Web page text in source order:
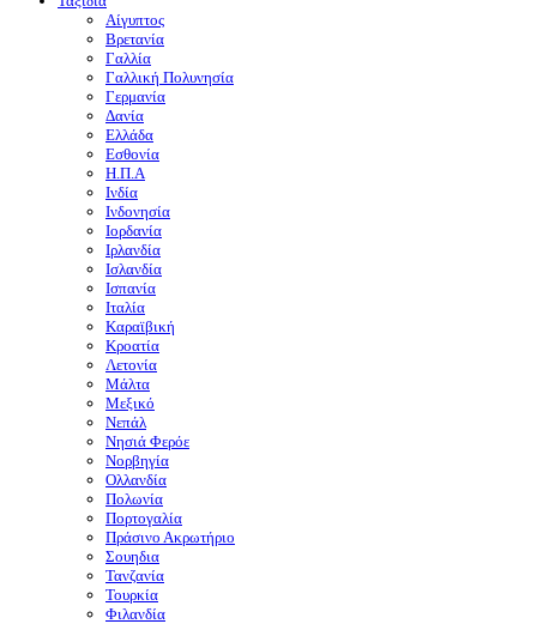
Αίγυπτος
Βρετανία
Γαλλία
Γαλλική Πολυνησία
Γερμανία
Δανία
Ελλάδα
Εσθονία
Η.Π.Α
Ινδία
Ινδονησία
Ιορδανία
Ιρλανδία
Ισλανδία
Ισπανία
Ιταλία
Καραϊβική
Κροατία
Λετονία
Μάλτα
Μεξικό
Νεπάλ
Νησιά Φερόε
Νορβηγία
Ολλανδία
Πολωνία
Πορτογαλία
Πράσινο Ακρωτήριο
Σουηδια
Τανζανία
Τουρκία
Φιλανδία